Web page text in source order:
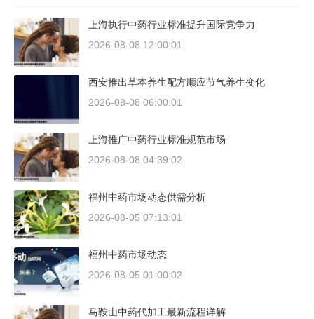
上海执行中药行业标准提升国际竞争力
2026-08-08 12:00:01
西安推出草本养生配方顺应节气养生变化
2026-08-08 06:00:01
上海推广中药行业标准规范市场
2026-08-08 04:39:02
福州中药市场动态供需分析
2026-08-05 07:13:01
福州中药市场动态
2026-08-05 01:00:02
马鞍山中药代加工最新流程详解